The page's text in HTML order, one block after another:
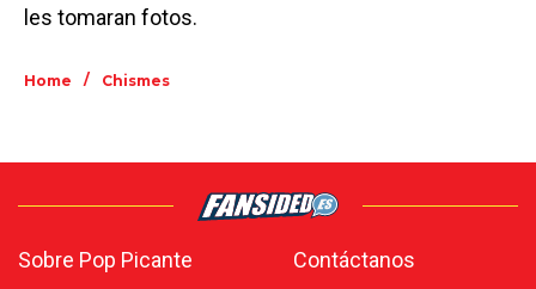
les tomaran fotos.
Home / Chismes
Sobre Pop Picante Contáctanos